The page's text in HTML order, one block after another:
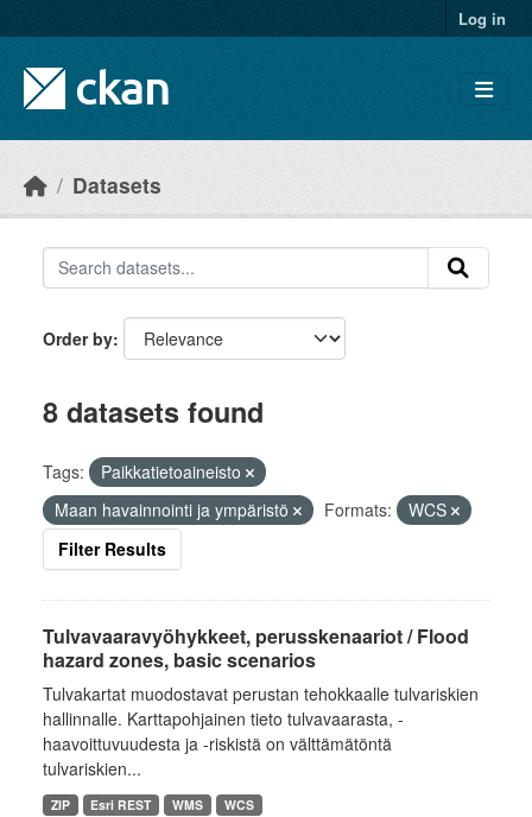
Log in
Datasets
Order by
8 datasets found
Tags:
Paikkatietoaineisto
Maan havainnointi ja ympäristö
Formats:
WCS
Filter Results
Tulvavaaravyöhykkeet, perusskenaariot / Flood
hazard zones, basic scenarios
Tulvakartat muodostavat perustan tehokkaalle tulvariskien
hallinnalle. Karttapohjainen tieto tulvavaarasta, -
haavoittuvuudesta ja -riskistä on välttämätöntä
tulvariskien...
ZIP Esri REST WMS WCS